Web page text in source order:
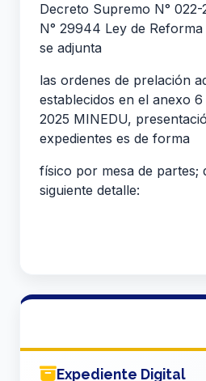
Decreto Supremo N°
N° 29944 Ley de
se adjunta
las ordenes de prelación
establecidos en el anexo
2025 MINEDU,
expedientes es de forma
físico por mesa de partes;
siguiente detalle:
Expediente Digital